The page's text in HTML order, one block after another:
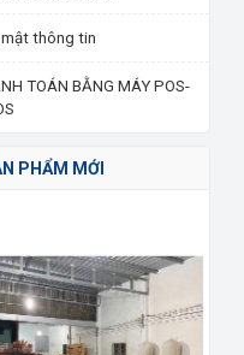
thông tin
TOÁN BẰNG MÁY POS-
PHẨM MỚI